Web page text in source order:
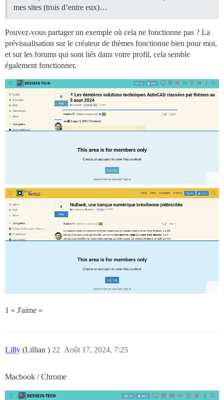
mes sites (trois d’entre eux)…
Pouvez-vous partager un exemple où cela ne fonctionne pas ? La
prévisualisation sur le créateur de thèmes fonctionne bien pour moi,
et sur les forums qui sont liés dans votre profil, cela semble
également fonctionner.
1 « J'aime »
Lilly (Lillian ) Août 17, 2024, 7:25
22
Macbook / Chrome